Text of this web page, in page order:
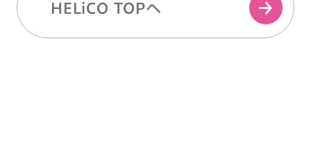
HELiCO TOPへ